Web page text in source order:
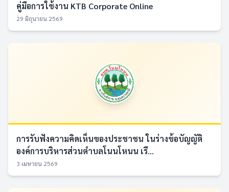
คู่มือการใช้งาน KTB Corporate Online
29 มิถุนายน 2569
การรับฟังความคิดเห็นของประชาชน ในร่างข้อบัญญัติ
องค์การบริหารส่วนตำบลโนนโหนน เรื...
3 เมษายน 2569